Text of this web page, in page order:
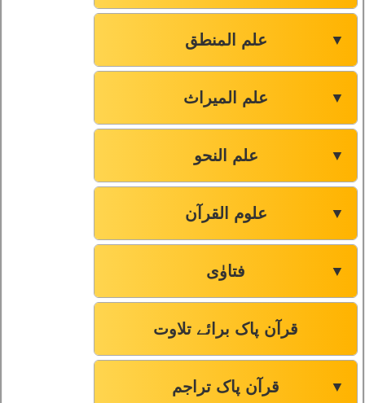
علم المنطق ▼
علم المیراث ▼
علم النحو ▼
علوم القرآن ▼
فتاوٰی ▼
قرآن پاک برائے تلاوت
قرآن پاک تراجم ▼